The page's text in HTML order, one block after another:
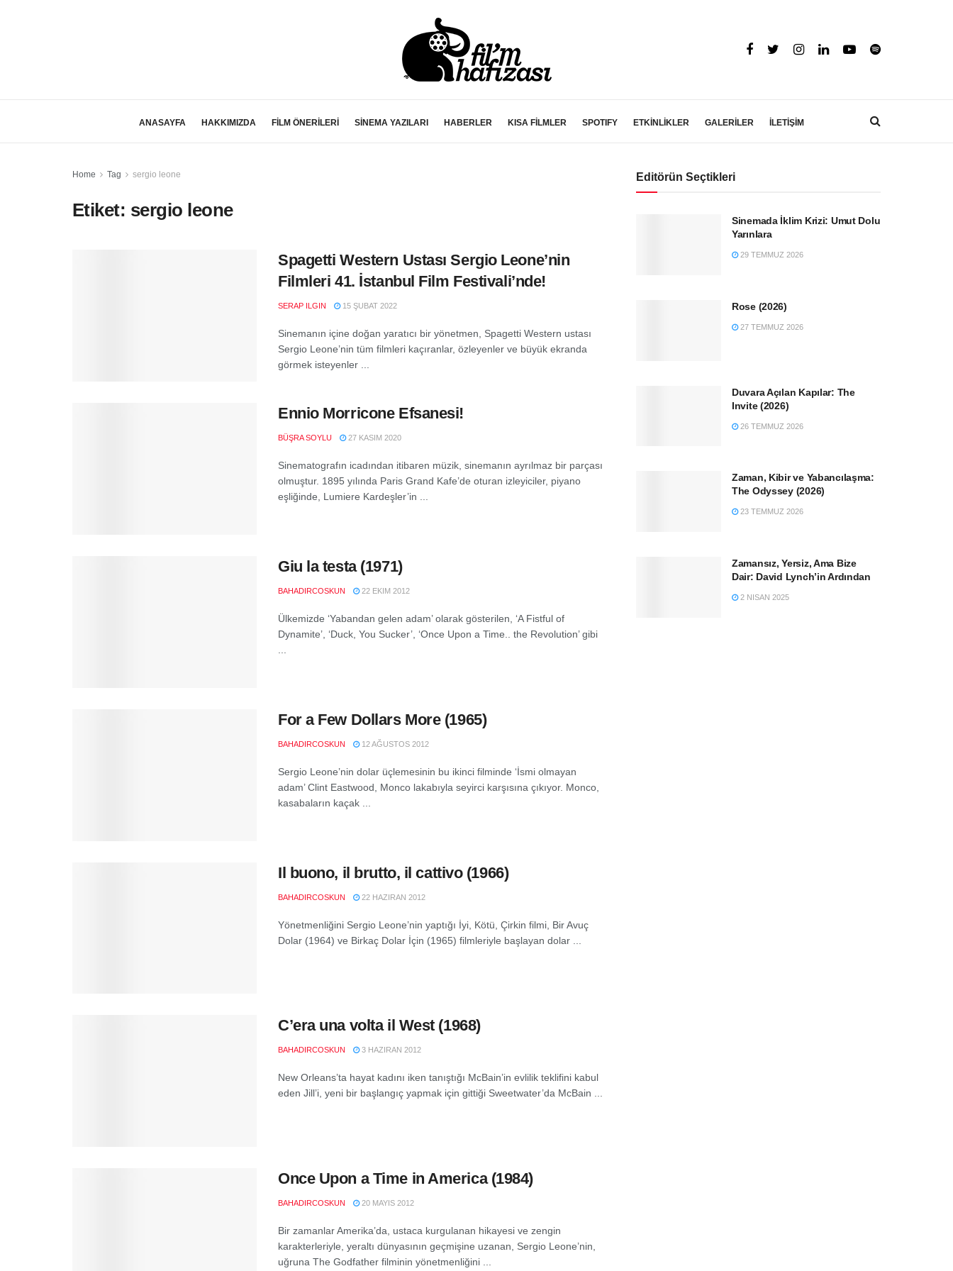
ANASAYFA HAKKIMIZDA FİLM ÖNERİLERİ SİNEMA YAZILARI HABERLER KISA FİLMLER SPOTIFY ETKİNLİKLER GALERİLER İLETİŞİM
Home Tag sergio leone
Etiket: sergio leone
Spagetti Western Ustası Sergio Leone’nin
Filmleri 41. İstanbul Film Festivali’nde!
SERAP ILGIN 15 ŞUBAT 2022
Sinemanın içine doğan yaratıcı bir yönetmen, Spagetti Western ustası
Sergio Leone’nin tüm filmleri kaçıranlar, özleyenler ve büyük ekranda
görmek isteyenler ...
Ennio Morricone Efsanesi!
BÜŞRA SOYLU 27 KASIM 2020
Sinematografın icadından itibaren müzik, sinemanın ayrılmaz bir parçası
olmuştur. 1895 yılında Paris Grand Kafe’de oturan izleyiciler, piyano
eşliğinde, Lumiere Kardeşler’in ...
Giu la testa (1971)
BAHADIRCOSKUN 22 EKIM 2012
Ülkemizde ‘Yabandan gelen adam’ olarak gösterilen, ‘A Fistful of
Dynamite’, ‘Duck, You Sucker’, ‘Once Upon a Time.. the Revolution’ gibi
For a Few Dollars More (1965)
BAHADIRCOSKUN 12 AĞUSTOS 2012
Sergio Leone’nin dolar üçlemesinin bu ikinci filminde ‘İsmi olmayan
adam’ Clint Eastwood, Monco lakabıyla seyirci karşısına çıkıyor. Monco,
kasabaların kaçak ...
Il buono, il brutto, il cattivo (1966)
BAHADIRCOSKUN 22 HAZIRAN 2012
Yönetmenliğini Sergio Leone’nin yaptığı İyi, Kötü, Çirkin filmi, Bir Avuç
Dolar (1964) ve Birkaç Dolar İçin (1965) filmleriyle başlayan dolar ...
C’era una volta il West (1968)
BAHADIRCOSKUN 3 HAZIRAN 2012
New Orleans’ta hayat kadını iken tanıştığı McBain’in evlilik teklifini kabul
eden Jill’i, yeni bir başlangıç yapmak için gittiği Sweetwater’da McBain ...
Once Upon a Time in America (1984)
BAHADIRCOSKUN 20 MAYIS 2012
Bir zamanlar Amerika’da, ustaca kurgulanan hikayesi ve zengin
karakterleriyle, yeraltı dünyasının geçmişine uzanan, Sergio Leone’nin,
uğruna The Godfather filminin yönetmenliğini ...
Editörün Seçtikleri
Sinemada İklim Krizi: Umut Dolu
Yarınlara
29 TEMMUZ 2026
Rose (2026)
27 TEMMUZ 2026
Duvara Açılan Kapılar: The
Invite (2026)
26 TEMMUZ 2026
Zaman, Kibir ve Yabancılaşma:
The Odyssey (2026)
23 TEMMUZ 2026
Zamansız, Yersiz, Ama Bize
Dair: David Lynch’in Ardından
2 NISAN 2025